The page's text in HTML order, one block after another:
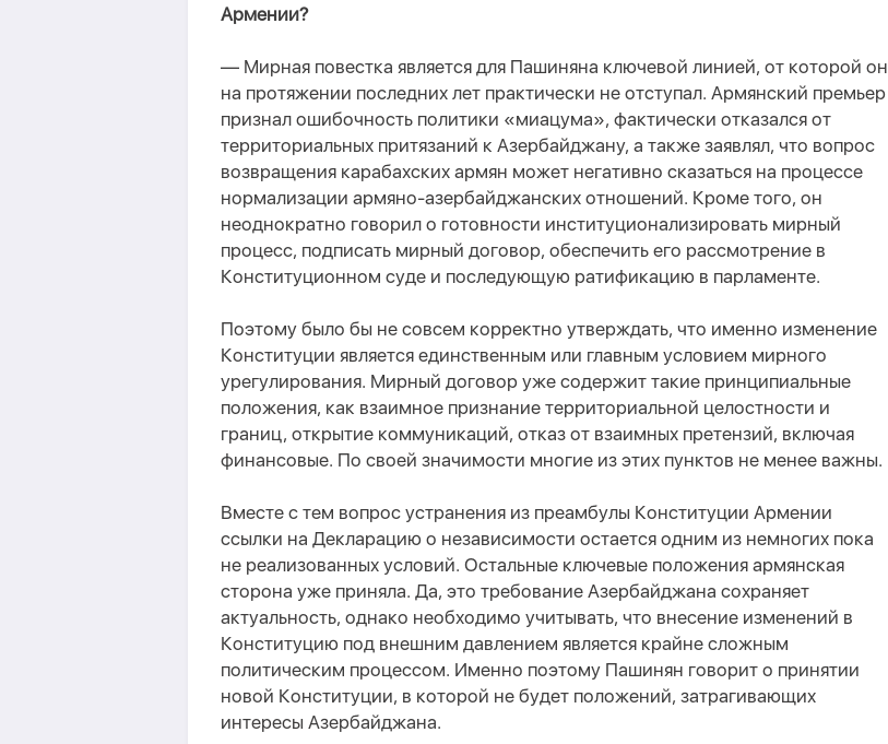
Армении?
— Мирная повестка является для Пашиняна ключевой линией, от которой он
на протяжении последних лет практически не отступал. Армянский премьер
признал ошибочность политики «миацума», фактически отказался от
территориальных притязаний к Азербайджану, а также заявлял, что вопрос
возвращения карабахских армян может негативно сказаться на процессе
нормализации армяно-азербайджанских отношений. Кроме того, он
неоднократно говорил о готовности институционализировать мирный
процесс, подписать мирный договор, обеспечить его рассмотрение в
Конституционном суде и последующую ратификацию в парламенте.
Поэтому было бы не совсем корректно утверждать, что именно изменение
Конституции является единственным или главным условием мирного
урегулирования. Мирный договор уже содержит такие принципиальные
положения, как взаимное признание территориальной целостности и
границ, открытие коммуникаций, отказ от взаимных претензий, включая
финансовые. По своей значимости многие из этих пунктов не менее важны.
Вместе с тем вопрос устранения из преамбулы Конституции Армении
ссылки на Декларацию о независимости остается одним из немногих пока
не реализованных условий. Остальные ключевые положения армянская
сторона уже приняла. Да, это требование Азербайджана сохраняет
актуальность, однако необходимо учитывать, что внесение изменений в
Конституцию под внешним давлением является крайне сложным
политическим процессом. Именно поэтому Пашинян говорит о принятии
новой Конституции, в которой не будет положений, затрагивающих
интересы Азербайджана.